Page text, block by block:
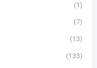
(1)
(7)
(13)
(133)